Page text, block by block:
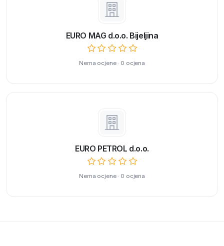
EURO MAG d.o.o. Bijeljina
Nema ocjene · 0 ocjena
EURO PETROL d.o.o.
Nema ocjene · 0 ocjena